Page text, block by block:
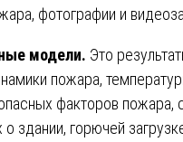
фотографии и
модели. Это
пожара,
факторов пожара,
здании, горючей